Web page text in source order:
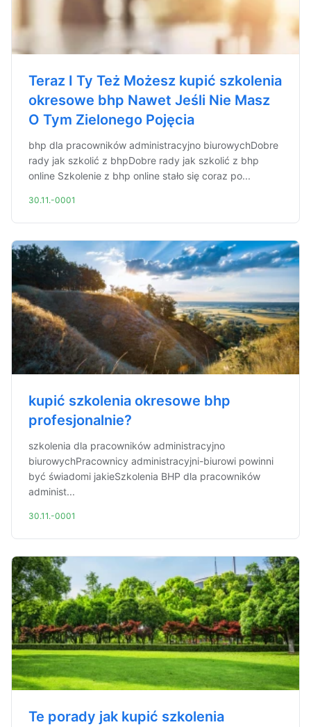
Teraz I Ty Też Możesz kupić szkolenia
okresowe bhp Nawet Jeśli Nie Masz
O Tym Zielonego Pojęcia
bhp dla pracowników administracyjno biurowychDobre
rady jak szkolić z bhpDobre rady jak szkolić z bhp
online Szkolenie z bhp online stało się coraz po...
30.11.-0001
kupić szkolenia okresowe bhp
profesjonalnie?
szkolenia dla pracowników administracyjno
biurowychPracownicy administracyjni-biurowi powinni
być świadomi jakieSzkolenia BHP dla pracowników
administ...
30.11.-0001
Te porady jak kupić szkolenia